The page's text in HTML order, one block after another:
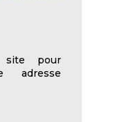
pour